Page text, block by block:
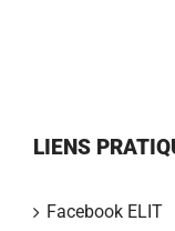
LIENS
Facebook ELIT